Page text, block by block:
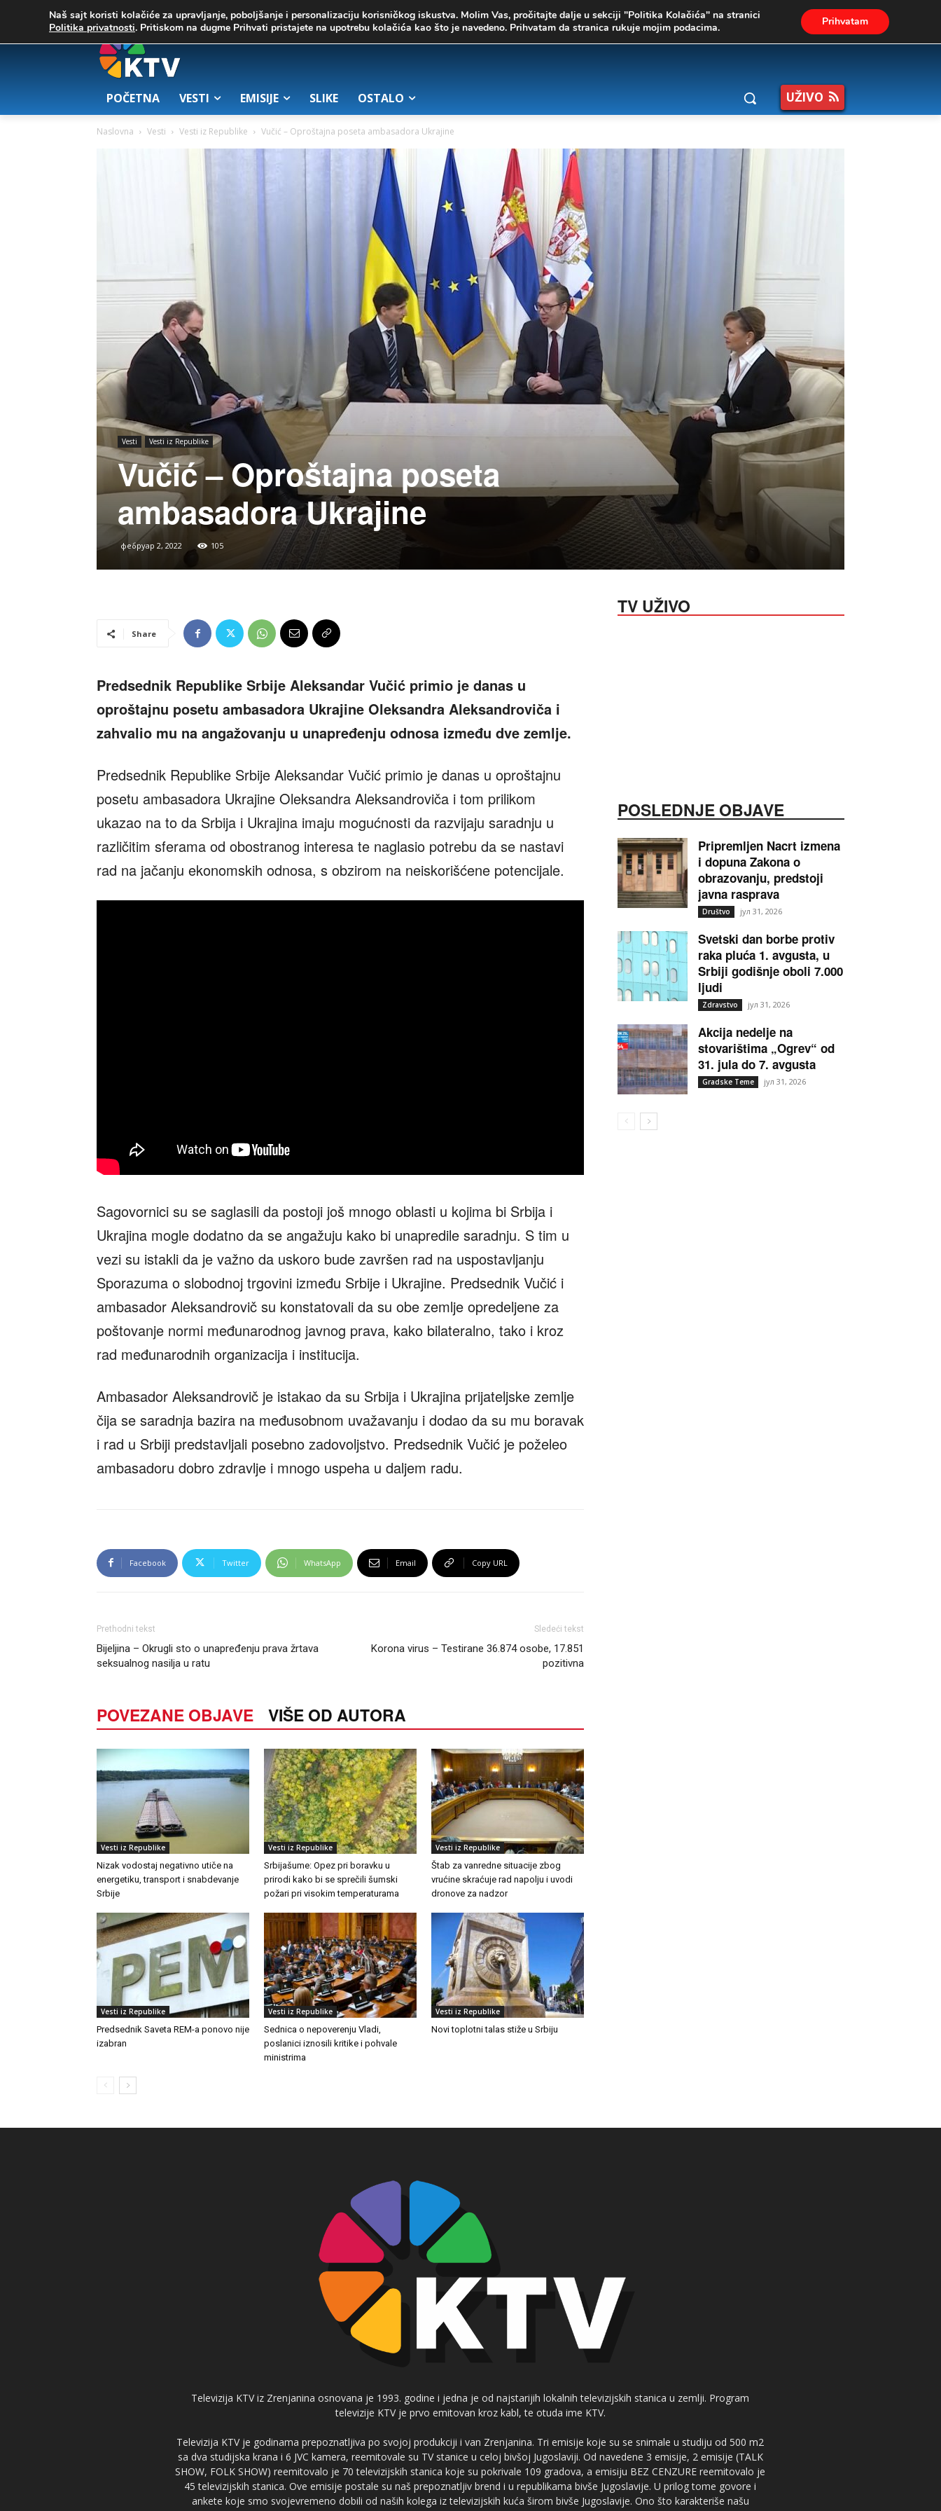
25.7 Zrenjanin 02. август 2026.
POČETNA VESTI EMISIJE SLIKE OSTALO UŽIVO
Naslovna Vesti Vesti iz Republike Vučić – Oproštajna poseta ambasadora Ukrajine
Vesti Vesti iz Republike
Vučić – Oproštajna poseta
ambasadora Ukrajine
фебруар 2, 2022 105
Share
Predsednik Republike Srbije Aleksandar Vučić primio je danas u
oproštajnu posetu ambasadora Ukrajine Oleksandra Aleksandroviča i
zahvalio mu na angažovanju u unapređenju odnosa između dve zemlje.
Predsednik Republike Srbije Aleksandar Vučić primio je danas u oproštajnu
posetu ambasadora Ukrajine Oleksandra Aleksandroviča i tom prilikom
ukazao na to da Srbija i Ukrajina imaju mogućnosti da razvijaju saradnju u
različitim sferama od obostranog interesa te naglasio potrebu da se nastavi
rad na jačanju ekonomskih odnosa, s obzirom na neiskorišćene potencijale.
Sagovornici su se saglasili da postoji još mnogo oblasti u kojima bi Srbija i
Ukrajina mogle dodatno da se angažuju kako bi unapredile saradnju. S tim u
vezi su istakli da je važno da uskoro bude završen rad na uspostavljanju
Sporazuma o slobodnoj trgovini između Srbije i Ukrajine. Predsednik Vučić i
ambasador Aleksandrovič su konstatovali da su obe zemlje opredeljene za
poštovanje normi međunarodnog javnog prava, kako bilateralno, tako i kroz
rad međunarodnih organizacija i institucija.
Ambasador Aleksandrovič je istakao da su Srbija i Ukrajina prijateljske zemlje
čija se saradnja bazira na međusobnom uvažavanju i dodao da su mu boravak
i rad u Srbiji predstavljali posebno zadovoljstvo. Predsednik Vučić je poželeo
ambasadoru dobro zdravlje i mnogo uspeha u daljem radu.
Facebook Twitter WhatsApp Email Copy URL
Prethodni tekst
Bijeljina – Okrugli sto o unapređenju prava žrtava
seksualnog nasilja u ratu
Sledeći tekst
Korona virus – Testirane 36.874 osobe, 17.851
pozitivna
POVEZANE OBJAVE VIŠE OD AUTORA
Vesti iz Republike
Nizak vodostaj negativno utiče na
energetiku, transport i snabdevanje
Srbije
Vesti iz Republike
Srbijašume: Opez pri boravku u
prirodi kako bi se sprečili šumski
požari pri visokim temperaturama
Vesti iz Republike
Štab za vanredne situacije zbog
vrućine skraćuje rad napolju i uvodi
dronove za nadzor
Vesti iz Republike
Predsednik Saveta REM-a ponovo nije
izabran
Vesti iz Republike
Sednica o nepoverenju Vladi,
poslanici iznosili kritike i pohvale
ministrima
Vesti iz Republike
Novi toplotni talas stiže u Srbiju
TV UŽIVO
POSLEDNJE OBJAVE
Pripremljen Nacrt izmena
i dopuna Zakona o
obrazovanju, predstoji
javna rasprava
Društvo јул 31, 2026
Svetski dan borbe protiv
raka pluća 1. avgusta, u
Srbiji godišnje oboli 7.000
ljudi
Zdravstvo јул 31, 2026
Akcija nedelje na
stovarištima „Ogrev“ od
31. jula do 7. avgusta
Gradske Teme јул 31, 2026
Televizija KTV iz Zrenjanina osnovana je 1993. godine i jedna je od najstarijih lokalnih televizijskih stanica u zemlji. Program
televizije KTV je prvo emitovan kroz kabl, te otuda ime KTV.
Televizija KTV je godinama prepoznatljiva po svojoj produkciji i van Zrenjanina. Tri emisije koje su se snimale u studiju od 500 m2
sa dva studijska krana i 6 JVC kamera, reemitovale su TV stanice u celoj bivšoj Jugoslaviji. Od navedene 3 emisije, 2 emisije (TALK
SHOW, FOLK SHOW) reemitovalo je 70 televizijskih stanica koje su pokrivale 109 gradova, a emisiju BEZ CENZURE reemitovalo je
45 televizijskih stanica. Ove emisije postale su naš prepoznatljiv brend i u republikama bivše Jugoslavije. U prilog tome govore i
ankete koje smo svojevremeno dobili od naših kolega iz televizijskih kuća širom bivše Jugoslavije. Ono što karakteriše našu
Naš sajt koristi kolačiće za upravljanje, poboljšanje i personalizaciju korisničkog iskustva. Molim Vas, pročitajte dalje u sekciji "Politika Kolačića" na stranici
Politika privatnosti. Pritiskom na dugme Prihvati pristajete na upotrebu kolačića kao što je navedeno. Prihvatam da stranica rukuje mojim podacima. Prihvatam